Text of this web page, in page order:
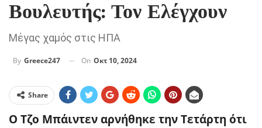
Βουλευτής: Τον Ελέγχουν
Μέγας χαμός στις ΗΠΑ
By Greece247 On Οκτ 10, 2024
Share
Ο Τζο Μπάιντεν αρνήθηκε την Τετάρτη ότι